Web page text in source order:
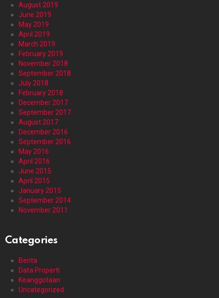
August 2019
June 2019
May 2019
April 2019
March 2019
February 2019
November 2018
September 2018
July 2018
February 2018
December 2017
September 2017
August 2017
December 2016
September 2016
May 2016
April 2016
June 2015
April 2015
January 2015
September 2014
November 2011
Categories
Berita
Data Properti
Keanggotaan
Uncategorized